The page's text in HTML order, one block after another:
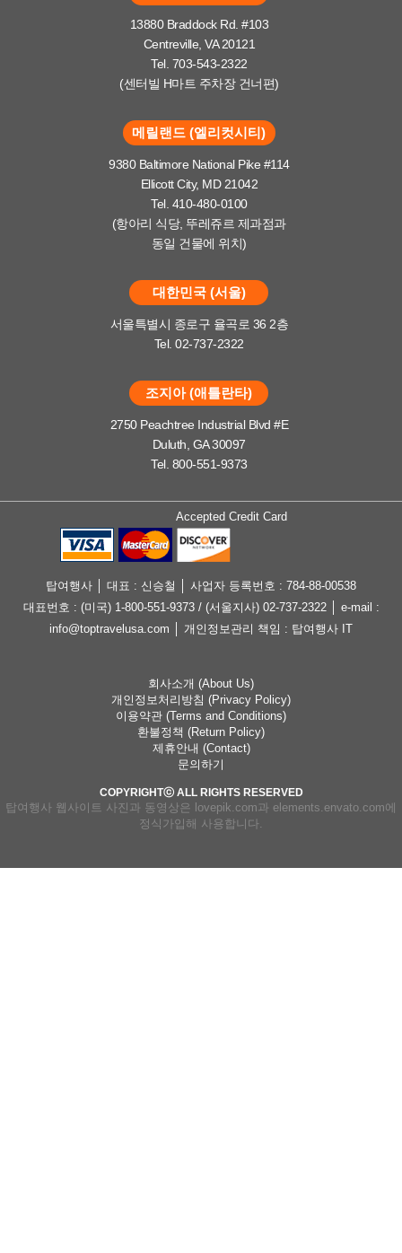
13880 Braddock Rd. #103
Centreville, VA 20121
Tel. 703-543-2322
(센터빌 H마트 주차장 건너편)
메릴랜드 (엘리컷시티)
9380 Baltimore National Pike #114
Ellicott City, MD 21042
Tel. 410-480-0100
(항아리 식당, 뚜레쥬르 제과점과
동일 건물에 위치)
대한민국 (서울)
서울특별시 종로구 율곡로 36 2층
Tel. 02-737-2322
조지아 (애틀란타)
2750 Peachtree Industrial Blvd #E
Duluth, GA 30097
Tel. 800-551-9373
Accepted Credit Card
탑여행사 │ 대표 : 신승철 │ 사업자 등록번호 : 784-88-00538
대표번호 : (미국) 1-800-551-9373 / (서울지사) 02-737-2322 │ e-mail :
info@toptravelusa.com │ 개인정보관리 책임 : 탑여행사 IT
회사소개 (About Us)
개인정보처리방침 (Privacy Policy)
이용약관 (Terms and Conditions)
환불정책 (Return Policy)
제휴안내 (Contact)
문의하기
COPYRIGHTⓒ ALL RIGHTS RESERVED
탑여행사 웹사이트 사진과 동영상은 lovepik.com과 elements.envato.com에
정식가입해 사용합니다.